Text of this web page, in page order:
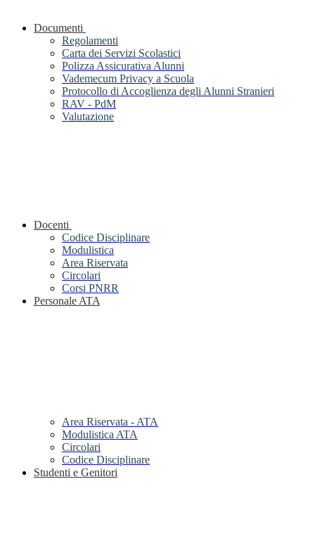
Documenti
Regolamenti
Carta dei Servizi Scolastici
Polizza Assicurativa Alunni
Vademecum Privacy a Scuola
Protocollo di Accoglienza degli Alunni Stranieri
RAV - PdM
Valutazione
Docenti
Codice Disciplinare
Modulistica
Area Riservata
Circolari
Corsi PNRR
Personale ATA
Area Riservata - ATA
Modulistica ATA
Circolari
Codice Disciplinare
Studenti e Genitori